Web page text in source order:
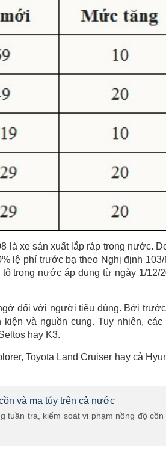
là xe sản xuất lắp ráp trong nước.
lệ phí trước bạ theo Nghị định
trong nước áp dụng từ ngày 1/12/
đối với người tiêu dùng. Bởi
và nguồn cung. Tuy nhiên, các
hay K3.
Toyota Land Cruiser hay cả
và ma túy trên cả nước
tuần tra, kiểm soát vi phạm nồng độ cồn